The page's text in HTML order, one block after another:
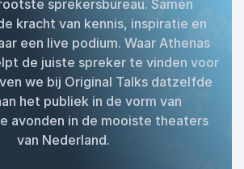
sprekersbureau. Samen
kracht van kennis, inspiratie en
een live podium. Waar Athenas
de juiste spreker te vinden voor
we bij Original Talks datzelfde
het publiek in de vorm van
avonden in de mooiste theaters
van Nederland.